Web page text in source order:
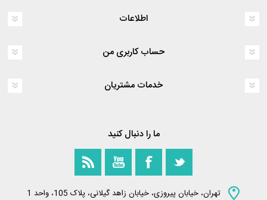
اطلاعات
حساب کاربری من
خدمات مشتریان
ما را دنبال کنید
تهران، خیابان پیروزی، خیابان زاهد گیلانی، پلاک 105، واحد 1